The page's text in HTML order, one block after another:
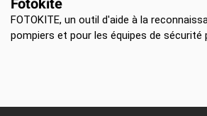
FOTOKITE, un outil d'aide à la
pompiers et pour les équipes de sécurité